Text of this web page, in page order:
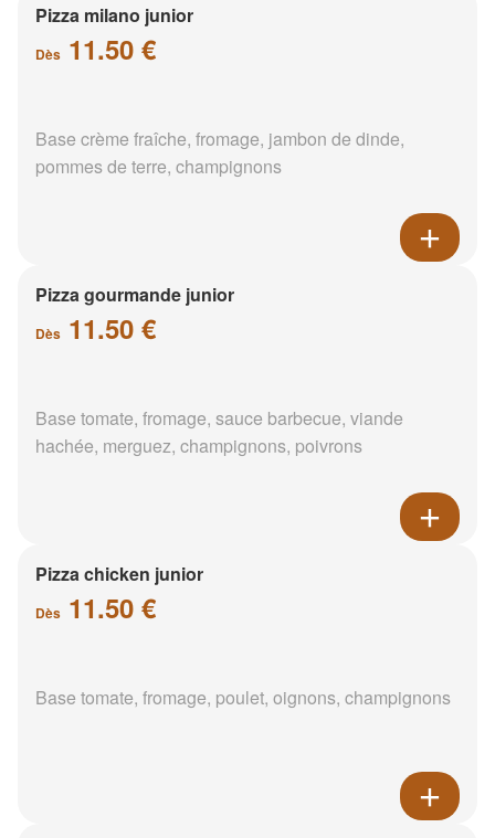
Pizza milano junior
Dès 11.50 €
Base crème fraîche, fromage, jambon de dinde,
pommes de terre, champignons
Pizza gourmande junior
Dès 11.50 €
Base tomate, fromage, sauce barbecue, viande
hachée, merguez, champignons, poivrons
Pizza chicken junior
Dès 11.50 €
Base tomate, fromage, poulet, oignons, champignons